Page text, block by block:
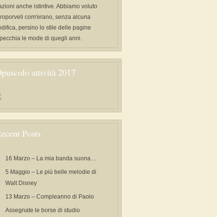
anche istintive. Abbiamo voluto
com'erano, senza alcuna
persino lo stile delle pagine
le mode di quegli anni.
attività 2017
Posts
16 Marzo – La mia banda suona…
5 Maggio – Le più belle melodie di
Walt Disney
13 Marzo – Compleanno di Paolo
Assegnate le borse di studio